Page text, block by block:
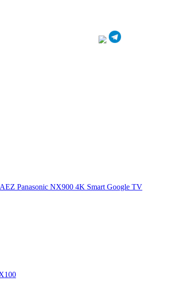
Panasonic NX900 4K Smart Google TV